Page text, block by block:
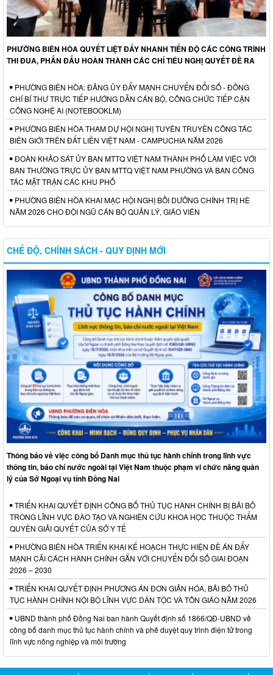
PHƯỜNG BIÊN HÒA QUYẾT LIỆT ĐẨY NHANH TIẾN ĐỘ CÁC CÔNG TRÌNH
THI ĐUA, PHẤN ĐẤU HOÀN THÀNH CÁC CHỈ TIÊU NGHỊ QUYẾT ĐỀ RA
PHƯỜNG BIÊN HÒA: ĐẢNG ỦY ĐẨY MẠNH CHUYỂN ĐỔI SỐ - ĐỒNG
CHÍ BÍ THƯ TRỰC TIẾP HƯỚNG DẪN CÁN BỘ, CÔNG CHỨC TIẾP CẬN
CÔNG NGHỆ AI (NOTEBOOKLM)
PHƯỜNG BIÊN HÒA THAM DỰ HỘI NGHỊ TUYÊN TRUYỀN CÔNG TÁC
BIÊN GIỚI TRÊN ĐẤT LIỀN VIỆT NAM - CAMPUCHIA NĂM 2026
ĐOÀN KHẢO SÁT ỦY BAN MTTQ VIỆT NAM THÀNH PHỐ LÀM VIỆC VỚI
BAN THƯỜNG TRỰC ỦY BAN MTTQ VIỆT NAM PHƯỜNG VÀ BAN CÔNG
TÁC MẶT TRẬN CÁC KHU PHỐ
PHƯỜNG BIÊN HÒA KHAI MẠC HỘI NGHỊ BỒI DƯỠNG CHÍNH TRỊ HÈ
NĂM 2026 CHO ĐỘI NGŨ CÁN BỘ QUẢN LÝ, GIÁO VIÊN
CHẾ ĐỘ, CHÍNH SÁCH - QUY ĐỊNH MỚI
Thông báo về việc công bố Danh mục thủ tục hành chính trong lĩnh vực
thông tin, báo chí nước ngoài tại Việt Nam thuộc phạm vi chức năng quản
lý của Sở Ngoại vụ tỉnh Đồng Nai
TRIỂN KHAI QUYẾT ĐỊNH CÔNG BỐ THỦ TỤC HÀNH CHÍNH BỊ BÃI BỎ
TRONG LĨNH VỰC ĐÀO TẠO VÀ NGHIÊN CỨU KHOA HỌC THUỘC THẨM
QUYỀN GIẢI QUYẾT CỦA SỞ Y TẾ
PHƯỜNG BIÊN HÒA TRIỂN KHAI KẾ HOẠCH THỰC HIỆN ĐỀ ÁN ĐẨY
MẠNH CẢI CÁCH HÀNH CHÍNH GẮN VỚI CHUYỂN ĐỔI SỐ GIAI ĐOẠN
2026 – 2030
TRIỂN KHAI QUYẾT ĐỊNH PHƯƠNG ÁN ĐƠN GIẢN HÓA, BÃI BỎ THỦ
TỤC HÀNH CHÍNH NỘI BỘ LĨNH VỰC DÂN TỘC VÀ TÔN GIÁO NĂM 2026
UBND thành phố Đồng Nai ban hành Quyết định số 1866/QĐ-UBND về
công bố danh mục thủ tục hành chính và phê duyệt quy trình điện tử trong
lĩnh vực nông nghiệp và môi trường